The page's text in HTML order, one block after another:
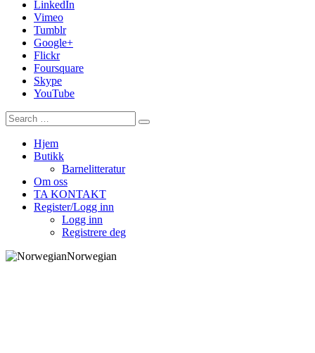
LinkedIn
Vimeo
Tumblr
Google+
Flickr
Foursquare
Skype
YouTube
Hjem
Butikk
Barnelitteratur
Om oss
TA KONTAKT
Register/Logg inn
Logg inn
Registrere deg
Norwegian